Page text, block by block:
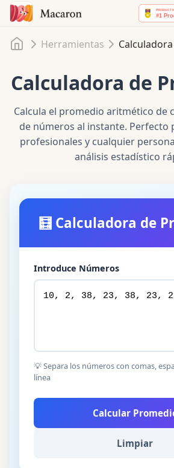
InicioHerramientas
Calculadora de
Calcula el promedio aritmético de
de números al instante. Perfecto
profesionales y cualquier
análisis estadístico
🧮 Calculadora de
Introduce Números
💡 Separa los números con comas,
línea
Calcular
Limpiar